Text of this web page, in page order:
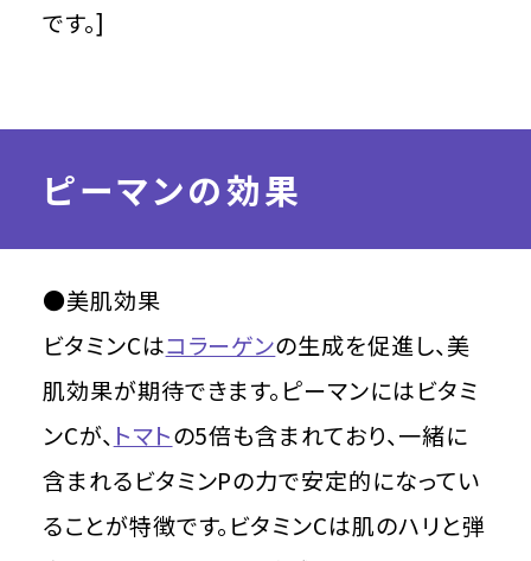
です。]
ピーマンの効果
●美肌効果
ビタミンCはコラーゲンの生成を促進し、美
肌効果が期待できます。ピーマンにはビタミ
ンCが、 トマトの5倍も含まれており、一緒に
含まれるビタミンPの力で安定的になってい
ることが特徴です。ビタミンCは肌のハリと弾